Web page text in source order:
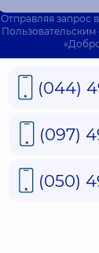
Отправляя запрос
(044)
(097)
(050)